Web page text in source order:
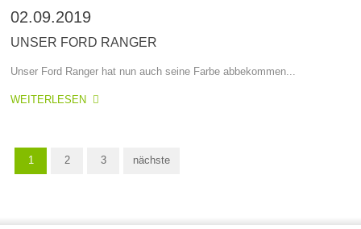
02.09.2019
UNSER FORD RANGER
Unser Ford Ranger hat nun auch seine Farbe abbekommen...
WEITERLESEN
1 2 3 nächste